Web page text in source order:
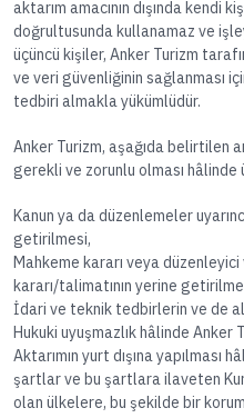
aktarım amacının dışında kendi
doğrultusunda kullanamaz ve
üçüncü kişiler, Anker Turizm
ve veri güvenliğinin sağlanması
tedbiri almakla yükümlüdür.
Anker Turizm, aşağıda belirtilen
gerekli ve zorunlu olması
Kanun ya da düzenlemeler
getirilmesi,
Mahkeme kararı veya
kararı/talimatının yerine
İdari ve teknik tedbirlerin ve de
Hukuki uyuşmazlık hâlinde Anker
Aktarımın yurt dışına yapılması
şartlar ve bu şartlara ilaveten
olan ülkelere, bu şekilde bir